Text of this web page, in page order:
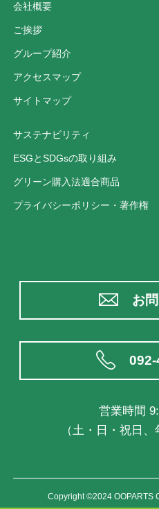
会社概要
ご挨拶
グループ紹介
アクセスマップ
サイトマップ
サステナビリティ
ESGとSDGsの取り組み
グリーン購入法適合商品
プライバシーポリシー・著作権
お
営業時間
（土・日・祝日、
Copyright ©2024 OOPARTS